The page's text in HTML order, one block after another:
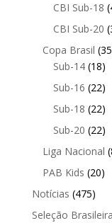
CBI Sub-18
CBI Sub-20
Copa Brasil
Sub-14(18)
Sub-16 (22)
Sub-18 (22)
Sub-20 (22)
Liga Nacional
PAB Kids (20)
Notícias (475)
Seleção Brasileira